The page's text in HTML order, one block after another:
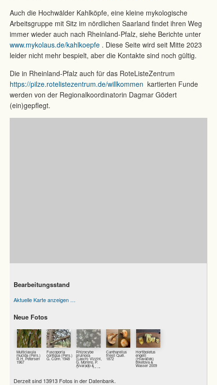
Auch die Hochwälder Kahlköpfe, eine kleine mykologische
Arbeitsgruppe mit Sitz im nördlichen Saarland findet ihren Weg
immer wieder auch nach Rheinland-Pfalz, siehe Berichte unter
www.mykolaus.de/kahlkoepfe . Diese Seite wird seit Mitte 2023
leider nicht mehr bespielt, aber die Kontakte sind noch gültig.
Die in Rheinland-Pfalz auch für das RoteListeZentrum
https://pilze.rotelistezentrum.de/willkommen kartierten Funde
werden von der Regionalkoordinatorin Dagmar Gödert
(ein)gepflegt.
Bearbeitungsstand
Aktuelle Karte anzeigen …
Neue Fotos
Multiclavula
mucida (Pers.)
R.H. Petersen
1967
Fuscoporia
contigua (Pers.)
G. Cunn. 1948
Rhizocybe
pruinosa
(Lasch) Vizzini,
G. Moreno, P.
Alvarado &
Consiglio 2015
Cantharellus
friesii Quél.
1872
Hortiboletus
engelii
(Hlaváček)
Biketova &
Wasser 2009
Derzeit sind 13913 Fotos in der Datenbank.